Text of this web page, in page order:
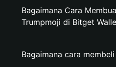
Bagaimana Cara
Trumpmoji di Bitget
Bagaimana cara